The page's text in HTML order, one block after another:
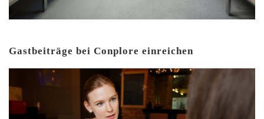
Gastbeiträge bei Conplore einreichen